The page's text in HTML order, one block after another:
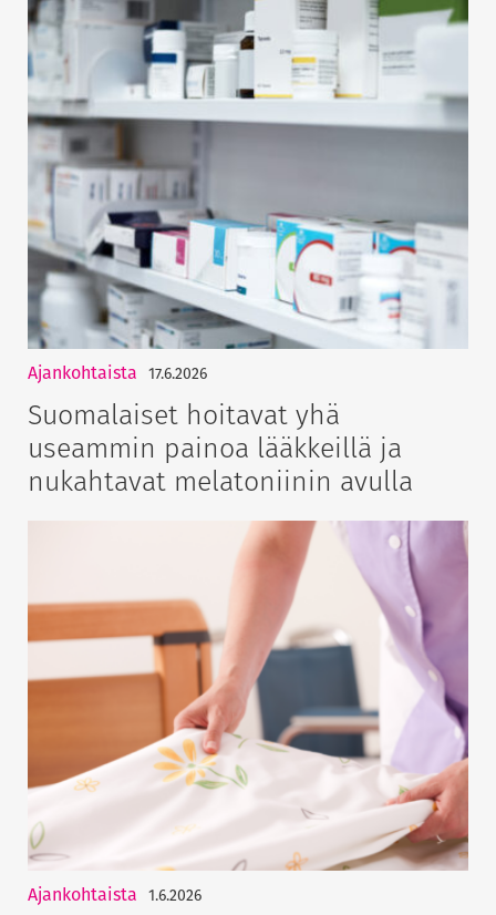
Ajankohtaista 17.6.2026
Suomalaiset hoitavat yhä
useammin painoa lääkkeillä ja
nukahtavat melatoniinin avulla
Ajankohtaista 1.6.2026